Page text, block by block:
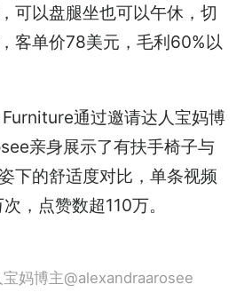
可以盘腿坐也可以午休，切
客单价78美元，毛利60%以
通过邀请达人宝妈博
亲身展示了有扶手椅子与
下的舒适度对比，单条视频
，点赞数超110万。
妈博主@alexandraarosee